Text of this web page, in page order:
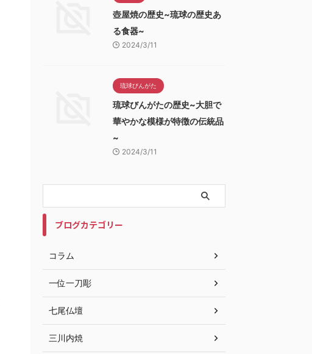
壺屋焼の歴史~琉球の歴史あ
る食器~
2024/3/11
琉球びんがた
琉球びんがたの歴史~大胆で
華やかな模様が特徴の伝統品
~
2024/3/11
ブログカテゴリー
コラム
一位一刀彫
七尾仏壇
三川内焼